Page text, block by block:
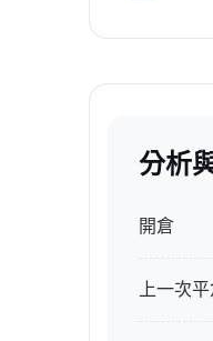
分析
開倉
上一次